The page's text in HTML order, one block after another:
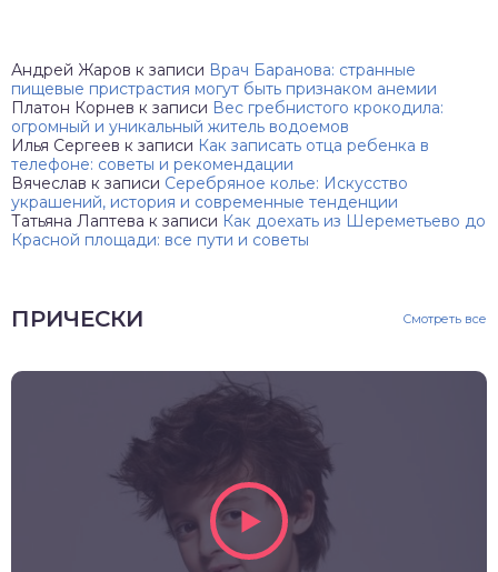
Андрей Жаров к записи Врач Баранова: странные
пищевые пристрастия могут быть признаком анемии
Платон Корнев к записи Вес гребнистого крокодила:
огромный и уникальный житель водоемов
Илья Сергеев к записи Как записать отца ребенка в
телефоне: советы и рекомендации
Вячеслав к записи Серебряное колье: Искусство
украшений, история и современные тенденции
Татьяна Лаптева к записи Как доехать из Шереметьево до
Красной площади: все пути и советы
ПРИЧЕСКИ Смотреть все